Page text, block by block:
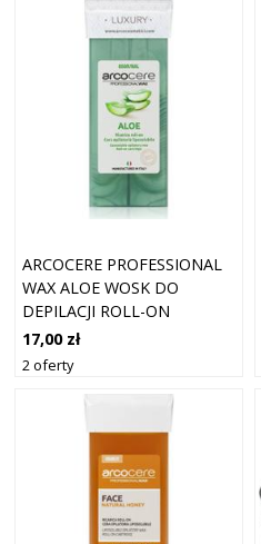
ARCOCERE PROFESSIONAL
WAX ALOE WOSK DO
DEPILACJI ROLL-ON
NAPEŁNIENIE 100 ML
17,00 zł
2 oferty